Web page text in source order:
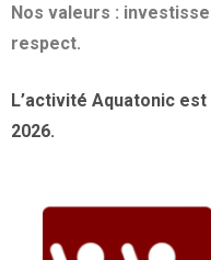
Nos valeurs :
respect.
L’activité Aquatonic
2026.